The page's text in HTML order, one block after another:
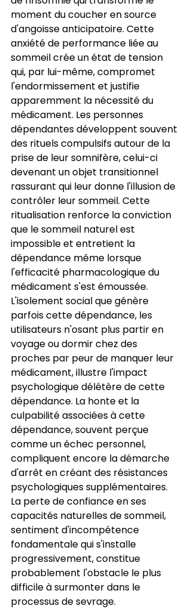
moment du coucher en source
d'angoisse anticipatoire. Cette
anxiété de performance liée au
sommeil crée un état de tension
qui, par lui-même, compromet
l'endormissement et justifie
apparemment la nécessité du
médicament. Les personnes
dépendantes développent souvent
des rituels compulsifs autour de la
prise de leur somnifère, celui-ci
devenant un objet transitionnel
rassurant qui leur donne l'illusion de
contrôler leur sommeil. Cette
ritualisation renforce la conviction
que le sommeil naturel est
impossible et entretient la
dépendance même lorsque
l'efficacité pharmacologique du
médicament s'est émoussée.
L'isolement social que génère
parfois cette dépendance, les
utilisateurs n'osant plus partir en
voyage ou dormir chez des
proches par peur de manquer leur
médicament, illustre l'impact
psychologique délétère de cette
dépendance. La honte et la
culpabilité associées à cette
dépendance, souvent perçue
comme un échec personnel,
compliquent encore la démarche
d'arrêt en créant des résistances
psychologiques supplémentaires.
La perte de confiance en ses
capacités naturelles de sommeil,
sentiment d'incompétence
fondamentale qui s'installe
progressivement, constitue
probablement l'obstacle le plus
difficile à surmonter dans le
processus de sevrage.